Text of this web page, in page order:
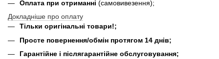
Оплата при отриманні (самовивезення);
Докладніше про оплату
Тільки оригінальні товари!;
Просте повернення/обмін протягом 14 днів;
Гарантійне і післягарантійне обслуговування;